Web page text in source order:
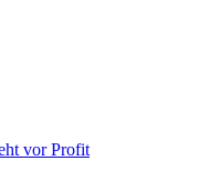
vor Profit